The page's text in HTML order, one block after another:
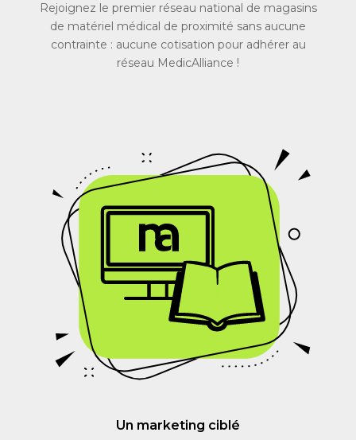
Rejoignez le premier réseau national de magasins
de matériel médical de proximité sans aucune
contrainte : aucune cotisation pour adhérer au
réseau MedicAlliance !
Un marketing ciblé